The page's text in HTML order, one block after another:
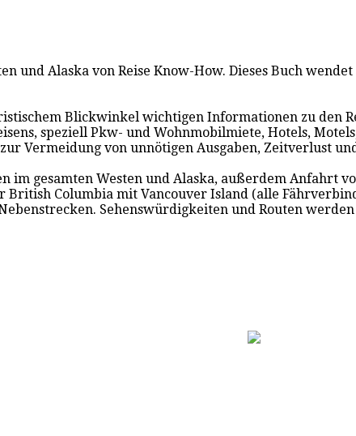
und Alaska von Reise Know-How. Dieses Buch
Blickwinkel wichtigen Informationen zu den
speziell Pkw- und Wohnmobilmiete, Hotels,
Vermeidung von unnötigen Ausgaben, Zeitverlust
im gesamten Westen und Alaska, außerdem Anfahrt
Columbia mit Vancouver Island (alle
Sehenswürdigkeiten und Routen